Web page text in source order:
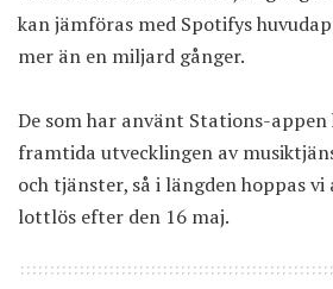
kan jämföras med Spotifys
mer än en miljard gånger.
De som har använt Stations-
framtida utvecklingen av
och tjänster, så i längden hoppas
lottlös efter den 16 maj.